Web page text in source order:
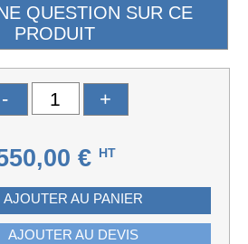
- +
€ HT
AJOUTER AU PANIER
AJOUTER AU DEVIS